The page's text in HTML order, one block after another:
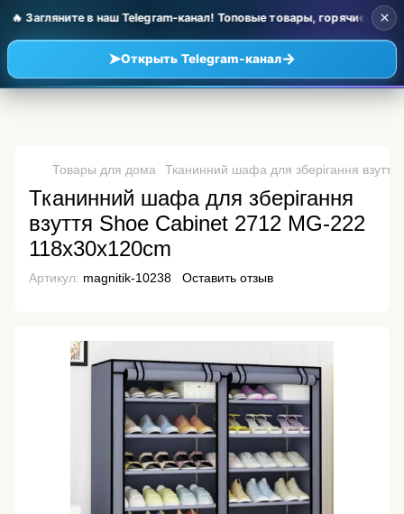
🔥 Загляните в наш Telegram-канал! Топовые товары, горячие
➤Открыть Telegram-канал→
×
Товары для дома Тканинний шафа для зберігання
Тканинний шафа для зберігання
взуття Shoe Cabinet 2712 MG-222
118x30x120cm
Артикул: magnitik-10238 Оставить отзыв